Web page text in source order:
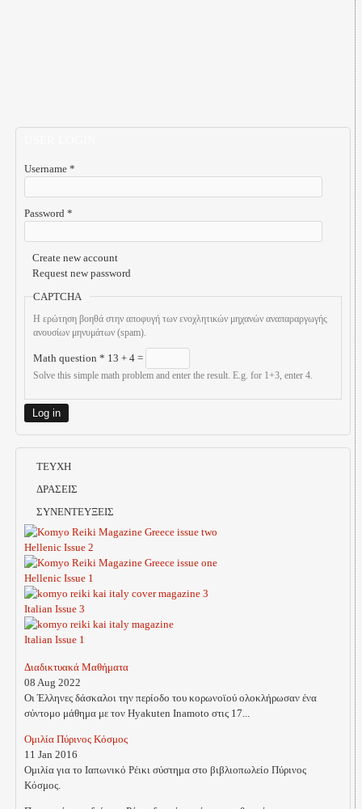
Username *
Password *
Create new account
Request new password
CAPTCHA
Η ερώτηση βοηθά στην αποφυγή των ενοχλητικών μηχανών αναπαραργωγής
ανουσίων μηνυμάτων (spam).
Math question * 13 + 4 =
Solve this simple math problem and enter the result. E.g. for 1+3, enter 4.
ΤΕΥΧΗ
ΔΡΑΣΕΙΣ
ΣΥΝΕΝΤΕΥΞΕΙΣ
Hellenic Issue 2
Hellenic Issue 1
Italian Issue 3
Italian Issue 1
Διαδικτυακά Μαθήματα
08 Aug 2022
Οι Έλληνες δάσκαλοι την περίοδο του κορωνοϊού ολοκλήρωσαν ένα
σύντομο μάθημα με τον Hyakuten Inamoto στις 17...
Ομιλία Πύρινος Κόσμος
11 Jan 2016
Ομιλία για το Ιαπωνικό Ρέικι σύστημα στο βιβλιοπωλείο Πύρινος
Κόσμος.